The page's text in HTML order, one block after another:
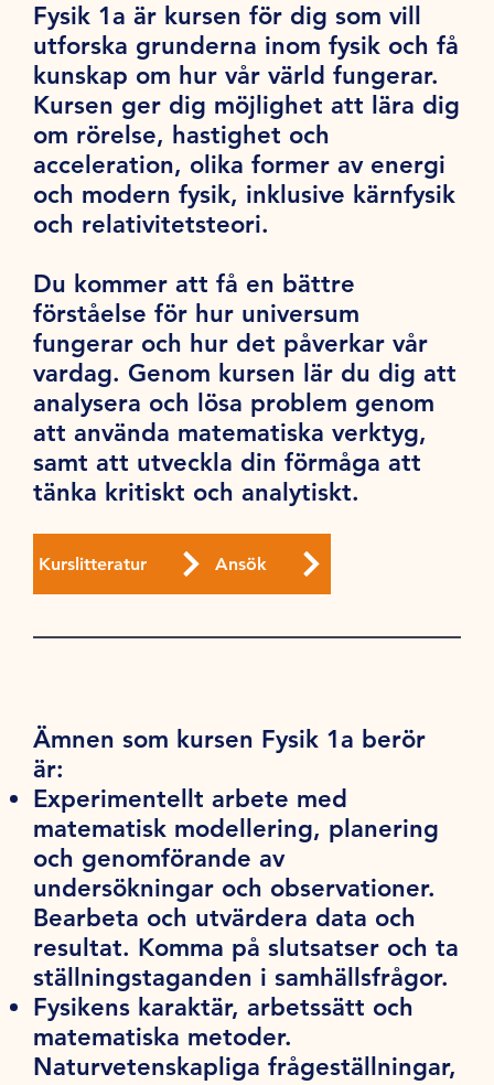
Fysik 1a är kursen för dig som vill
utforska grunderna inom fysik och få
kunskap om hur vår värld fungerar.
Kursen ger dig möjlighet att lära dig
om rörelse, hastighet och
acceleration, olika former av energi
och modern fysik, inklusive kärnfysik
och relativitetsteori.
Du kommer att få en bättre
förståelse för hur universum
fungerar och hur det påverkar vår
vardag. Genom kursen lär du dig att
analysera och lösa problem genom
att använda matematiska verktyg,
samt att utveckla din förmåga att
tänka kritiskt och analytiskt.
Kurslitteratur Ansök
Ämnen som kursen Fysik 1a berör
är:
Experimentellt arbete med
matematisk modellering, planering
och genomförande av
undersökningar och observationer.
Bearbeta och utvärdera data och
resultat. Komma på slutsatser och ta
ställningstaganden i samhällsfrågor.
Fysikens karaktär, arbetssätt och
matematiska metoder.
Naturvetenskapliga frågeställningar,